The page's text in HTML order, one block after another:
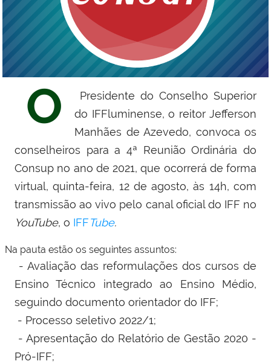
O
Presidente do Conselho Superior
do IFFluminense, o reitor Jefferson
Manhães de Azevedo, convoca os
conselheiros para a 4ª Reunião Ordinária do
Consup no ano de 2021, que ocorrerá de forma
virtual, quinta-feira, 12 de agosto, às 14h, com
transmissão ao vivo pelo canal oficial do IFF no
YouTube, o IFFTube.
Na pauta estão os seguintes assuntos:
- Avaliação das reformulações dos cursos de
Ensino Técnico integrado ao Ensino Médio,
seguindo documento orientador do IFF;
- Processo seletivo 2022/1;
- Apresentação do Relatório de Gestão 2020 -
Pró-IFF;